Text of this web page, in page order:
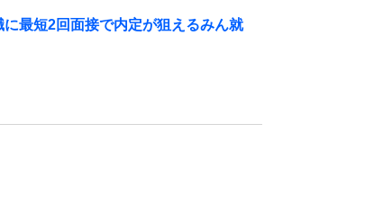
最短2回面接で内定が狙えるみん就